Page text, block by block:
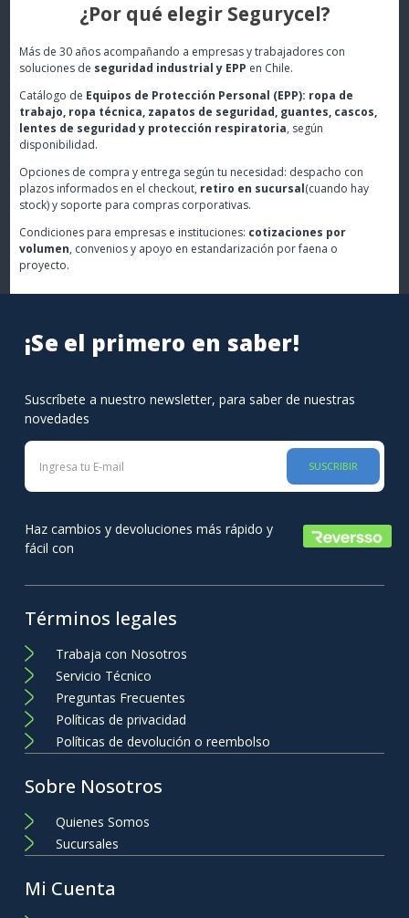
¿Por qué elegir Segurycel?
Más de 30 años acompañando a empresas y trabajadores con
soluciones de seguridad industrial y EPP en Chile.
Catálogo de Equipos de Protección Personal (EPP): ropa de
trabajo, ropa técnica, zapatos de seguridad, guantes, cascos,
lentes de seguridad y protección respiratoria, según
disponibilidad.
Opciones de compra y entrega según tu necesidad: despacho con
plazos informados en el checkout, retiro en sucursal(cuando hay
stock) y soporte para compras corporativas.
Condiciones para empresas e instituciones: cotizaciones por
volumen, convenios y apoyo en estandarización por faena o
proyecto.
¡Se el primero en saber!
Suscríbete a nuestro newsletter, para saber de nuestras
novedades
SUSCRIBIR
Haz cambios y devoluciones más rápido y
fácil con
Términos legales
Trabaja con Nosotros
Servicio Técnico
Preguntas Frecuentes
Políticas de privacidad
Políticas de devolución o reembolso
Sobre Nosotros
Quienes Somos
Sucursales
Mi Cuenta